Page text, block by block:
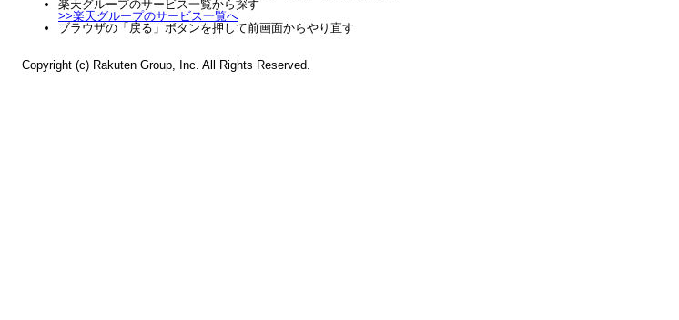
楽天グループのサービス一覧から探す
>>楽天グループのサービス一覧へ
ブラウザの「戻る」ボタンを押して前画面からやり直す
Copyright (c) Rakuten Group, Inc. All Rights Reserved.